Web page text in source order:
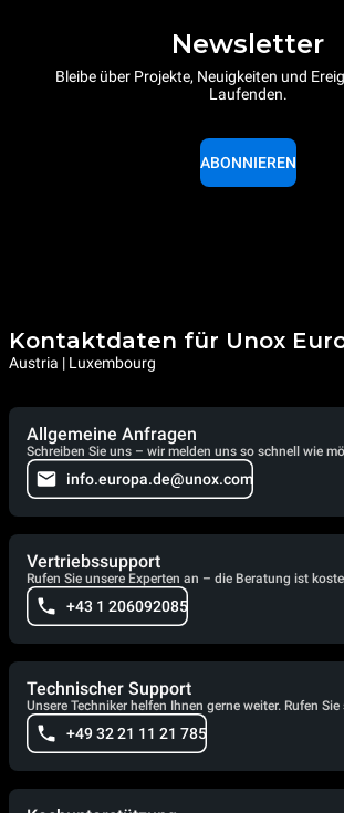
Newsletter
Bleibe über Projekte, Neuigkeiten und
Laufenden.
ABONNIEREN
Kontaktdaten für Unox
Austria | Luxembourg
Allgemeine Anfragen
Schreiben Sie uns – wir melden uns so schnell wie
info.europa.de@unox.com
Vertriebssupport
Rufen Sie unsere Experten an – die Beratung ist
+43 1 206092085
Technischer Support
Unsere Techniker helfen Ihnen gerne weiter. Rufen Sie
+49 32 21 11 21 785